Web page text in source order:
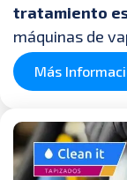
tratamiento
máquinas de
Más